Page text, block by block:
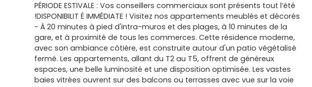
PÉRIODE ESTIVALE : Vos conseillers commerciaux sont présents tout l’été
!DISPONIBILIT É IMMÉDIATE ! Visitez nos appartements meublés et décorés
- À 20 minutes à pied d'intra-muros et des plages, à 10 minutes de la
gare, et à proximité de tous les commerces. Cette résidence moderne,
avec son ambiance côtière, est construite autour d'un patio végétalisé
fermé. Les appartements, allant du T2 au T5, offrent de généreux
espaces, une belle luminosité et une disposition optimisée. Les vastes
baies vitrées ouvrent sur des balcons ou terrasses avec vue sur la voie